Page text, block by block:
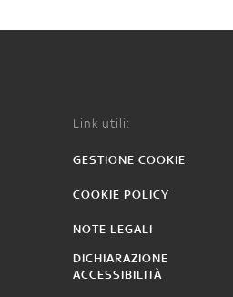
Link utili:
GESTIONE COOKIE
COOKIE POLICY
NOTE LEGALI
DICHIARAZIONE
ACCESSIBILITÀ